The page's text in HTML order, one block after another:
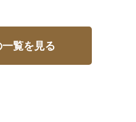
覧を見る